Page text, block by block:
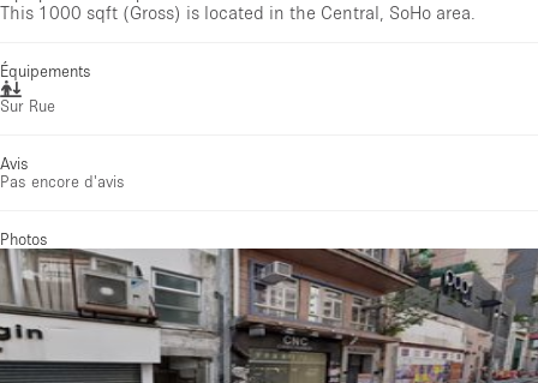
This 1000 sqft (Gross) is located in the Central, SoHo area.
Équipements
Sur Rue
Avis
Pas encore d'avis
Photos